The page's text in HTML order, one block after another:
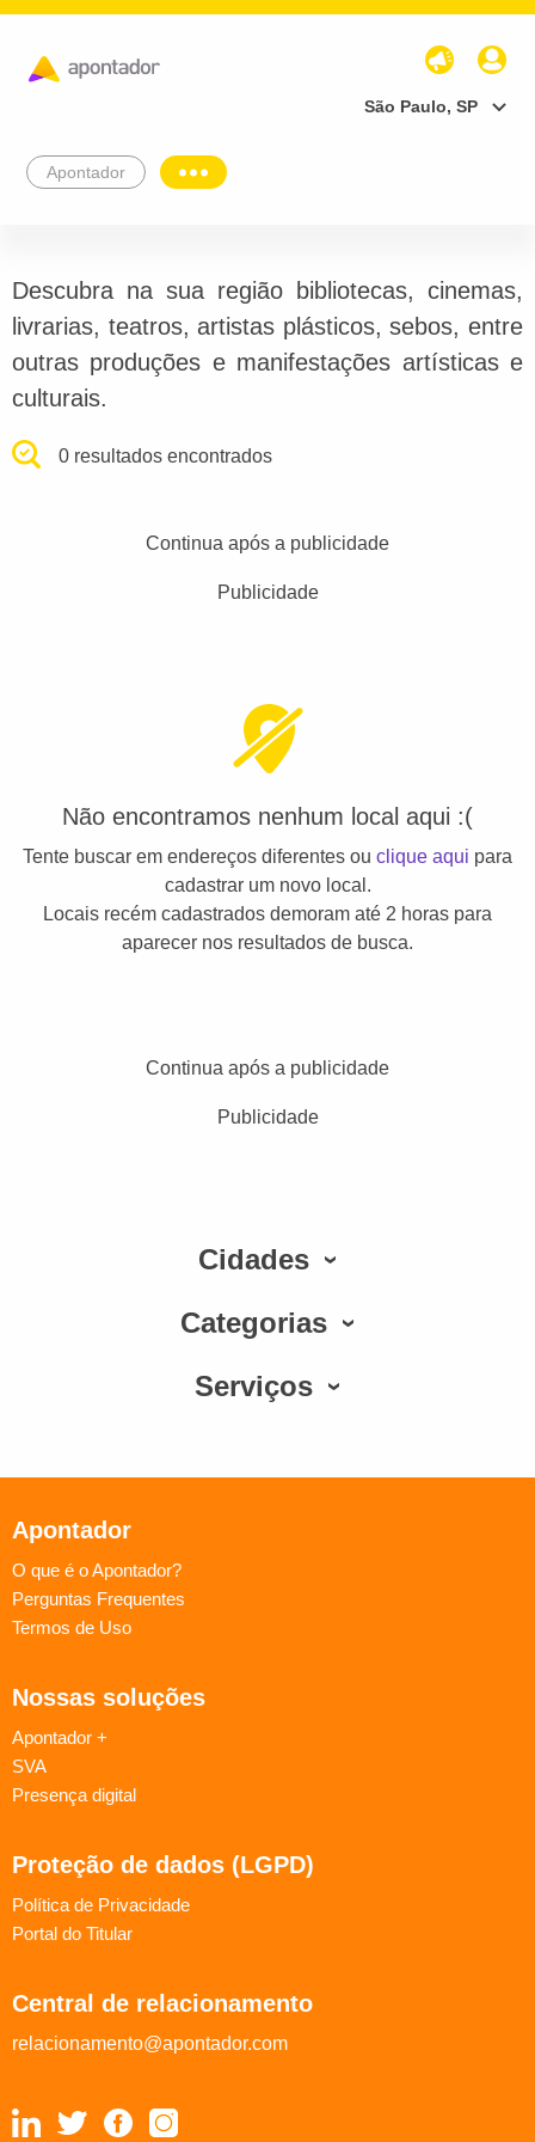
São Paulo, SP
Apontador
Descubra na sua região bibliotecas, cinemas,
livrarias, teatros, artistas plásticos, sebos, entre
outras produções e manifestações artísticas e
culturais.
0 resultados encontrados
Continua após a publicidade
Publicidade
Não encontramos nenhum local aqui :(
Tente buscar em endereços diferentes ou clique aqui para
cadastrar um novo local.
Locais recém cadastrados demoram até 2 horas para
aparecer nos resultados de busca.
Continua após a publicidade
Publicidade
Cidades
Categorias
Serviços
Apontador
O que é o Apontador?
Perguntas Frequentes
Termos de Uso
Nossas soluções
Apontador +
SVA
Presença digital
Proteção de dados (LGPD)
Política de Privacidade
Portal do Titular
Central de relacionamento
relacionamento@apontador.com